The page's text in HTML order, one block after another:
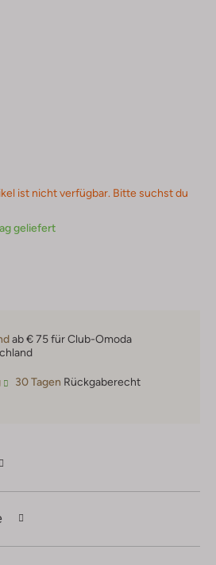
ist nicht verfügbar. Bitte suchst du
geliefert
ab € 75 für Club-Omoda
30 Tagen Rückgaberecht